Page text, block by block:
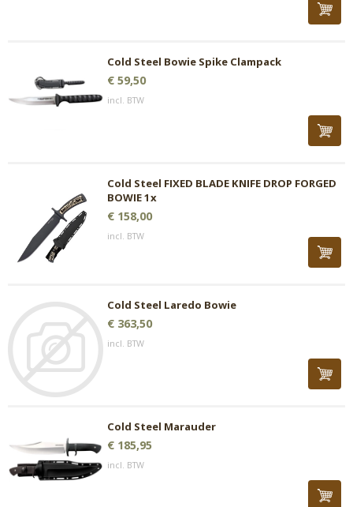
Cold Steel Bowie Spike Clampack
€ 59,50
incl. BTW
Cold Steel FIXED BLADE KNIFE DROP FORGED
BOWIE 1x
€ 158,00
incl. BTW
Cold Steel Laredo Bowie
€ 363,50
incl. BTW
Cold Steel Marauder
€ 185,95
incl. BTW